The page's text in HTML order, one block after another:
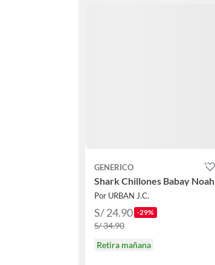
GENERICO
Shark Chillones Babay Noah
Por URBAN J.C.
S/ 24.90 -29%
S/ 34.90
Retira mañana